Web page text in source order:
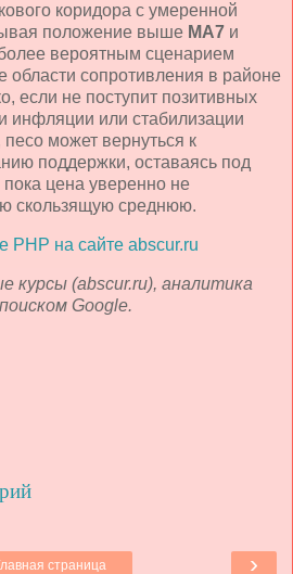
коридора с умеренной
положение выше MA7 и
вероятным сценарием
области сопротивления в районе
если не поступит позитивных
инфляции или стабилизации
может вернуться к
поддержки, оставаясь под
цена уверенно не
скользящую среднюю.
PHP на сайте abscur.ru
курсы (abscur.ru), аналитика
Google.
›
страница